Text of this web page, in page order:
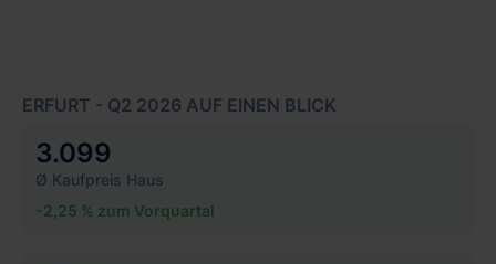
ERFURT - Q2 2026 AUF EINEN BLICK
3.099
Ø Kaufpreis Haus
-2,25 % zum Vorquartal